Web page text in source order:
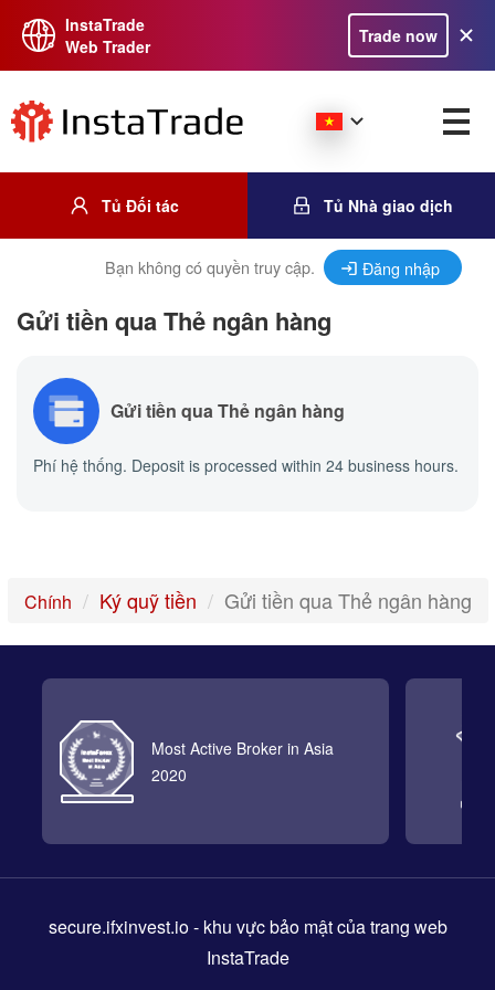
InstaTrade
Web Trader
Trade now
Tủ Đối tác Tủ Nhà giao dịch
Bạn không có quyền truy cập. Đăng nhập
Gửi tiền qua Thẻ ngân hàng
Gửi tiền qua Thẻ ngân hàng
Phí hệ thống. Deposit is processed within 24 business hours.
Chính Ký quỹ tiền Gửi tiền qua Thẻ ngân hàng
Most Active Broker in Asia
2020
secure.ifxinvest.io- khu vực bảo mật của trang web
InstaTrade